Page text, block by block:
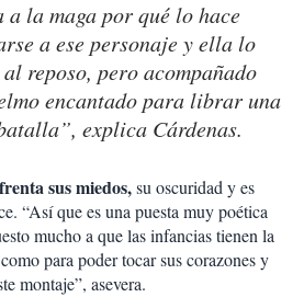
a la maga por qué lo hace
a ese personaje y ella lo
reposo, pero acompañado
encantado para librar una
explica Cárdenas.
sus miedos,su oscuridad y es
“Así que es una puesta muy poética
mucho a que las infancias tienen la
para poder tocar sus corazones y
montaje”, asevera.